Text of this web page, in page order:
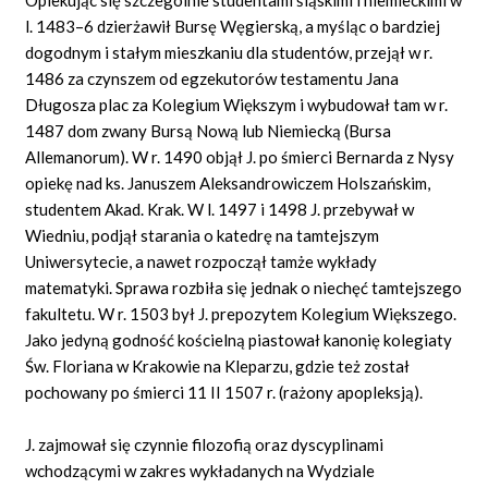
l. 1483–6 dzierżawił Bursę Węgierską, a myśląc o bardziej
dogodnym i stałym mieszkaniu dla studentów, przejął w r.
1486 za czynszem od egzekutorów testamentu Jana
Długosza plac za Kolegium Większym i wybudował tam w r.
1487 dom zwany Bursą Nową lub Niemiecką (Bursa
Allemanorum). W r. 1490 objął J. po śmierci Bernarda z Nysy
opiekę nad ks. Januszem Aleksandrowiczem Holszańskim,
studentem Akad. Krak. W l. 1497 i 1498 J. przebywał w
Wiedniu, podjął starania o katedrę na tamtejszym
Uniwersytecie, a nawet rozpoczął tamże wykłady
matematyki. Sprawa rozbiła się jednak o niechęć tamtejszego
fakultetu. W r. 1503 był J. prepozytem Kolegium Większego.
Jako jedyną godność kościelną piastował kanonię kolegiaty
Św. Floriana w Krakowie na Kleparzu, gdzie też został
pochowany po śmierci 11 II 1507 r. (rażony apopleksją).
J. zajmował się czynnie filozofią oraz dyscyplinami
wchodzącymi w zakres wykładanych na Wydziale